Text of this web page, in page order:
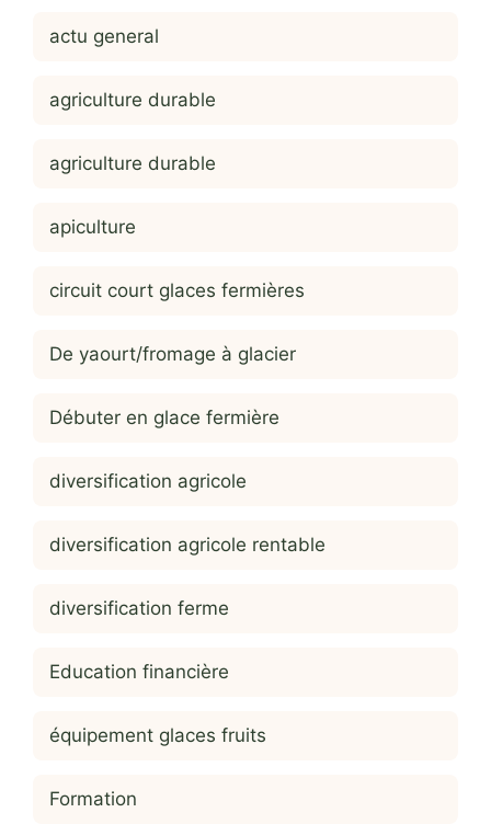
actu general
agriculture durable
agriculture durable
apiculture
circuit court glaces fermières
De yaourt/fromage à glacier
Débuter en glace fermière
diversification agricole
diversification agricole rentable
diversification ferme
Education financière
équipement glaces fruits
Formation